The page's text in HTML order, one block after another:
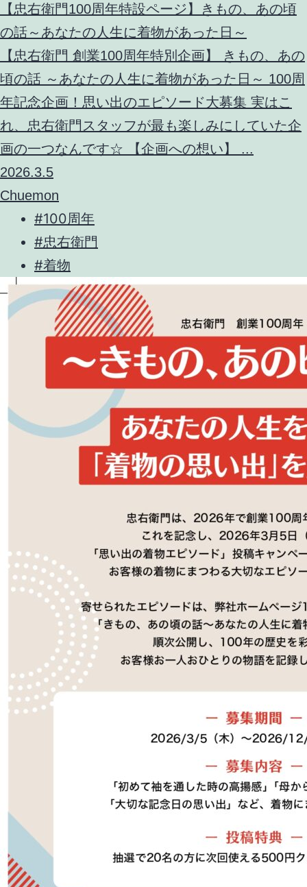
【忠右衛門100周年特設ページ】きもの、あの頃
の話～あなたの人生に着物があった日～
【忠右衛門 創業100周年特別企画】 きもの、あの
頃の話 ～あなたの人生に着物があった日～ 100周
年記念企画！思い出のエピソード大募集 実はこ
れ、忠右衛門スタッフが最も楽しみにしていた企
画の一つなんです☆ 【企画への想い】 ...
2026.3.5
Chuemon
#100周年
#忠右衛門
#着物